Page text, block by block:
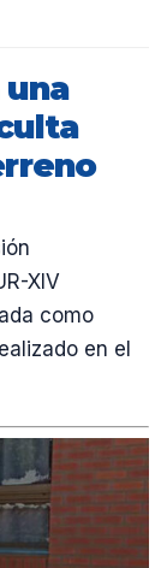
una
XIV
como
en el